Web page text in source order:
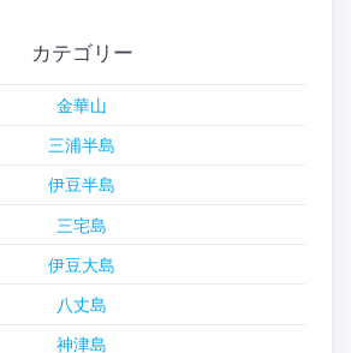
カテゴリー
金華山
三浦半島
伊豆半島
三宅島
伊豆大島
八丈島
神津島